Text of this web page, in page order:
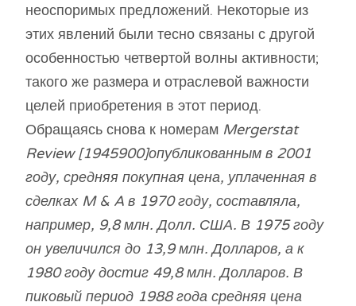
неоспоримых предложений. Некоторые из
этих явлений были тесно связаны с другой
особенностью четвертой волны активности;
такого же размера и отраслевой важности
целей приобретения в этот период.
Обращаясь снова к номерам Mergerstat
Review [1945900]опубликованным в 2001
году, средняя покупная цена, уплаченная в
сделках M & A в 1970 году, составляла,
например, 9,8 млн. Долл. США. В 1975 году
он увеличился до 13,9 млн. Долларов, а к
1980 году достиг 49,8 млн. Долларов. В
пиковый период 1988 года средняя цена